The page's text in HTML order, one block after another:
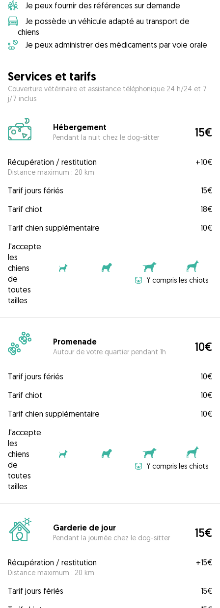
Je peux fournir des références sur demande
Je possède un véhicule adapté au transport de
chiens
Je peux administrer des médicaments par voie orale
Services et tarifs
Couverture vétérinaire et assistance téléphonique 24 h/24 et 7
j/7 inclus
Hébergement
Pendant la nuit chez le dog-sitter 15€
Récupération / restitution
Distance maximum : 20 km
+10€
Tarif jours fériés
15€
Tarif chiot
18€
Tarif chien supplémentaire
10€
J'accepte
les
chiens
de
toutes
tailles
Y compris les chiots
Promenade
Autour de votre quartier pendant 1h 10€
Tarif jours fériés
10€
Tarif chiot
10€
Tarif chien supplémentaire
10€
J'accepte
les
chiens
de
toutes
tailles
Y compris les chiots
Garderie de jour
Pendant la journée chez le dog-sitter 15€
Récupération / restitution
Distance maximum : 20 km
+15€
Tarif jours fériés
15€